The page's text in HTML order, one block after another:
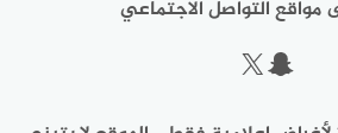
مواقع التواصل الاجتماعي
سناب شات
إكس